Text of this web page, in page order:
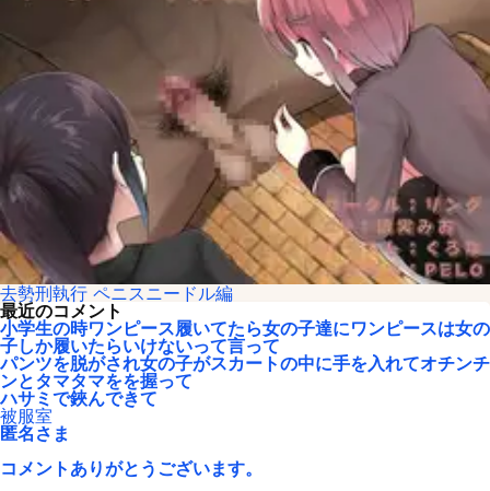
去勢刑執行 ペニスニードル編
最近のコメント
小学生の時ワンピース履いてたら女の子達にワンピースは女の
子しか履いたらいけないって言って
パンツを脱がされ女の子がスカートの中に手を入れてオチンチ
ンとタマタマをを握って
ハサミで鋏んできて
被服室
匿名さま
コメントありがとうございます。